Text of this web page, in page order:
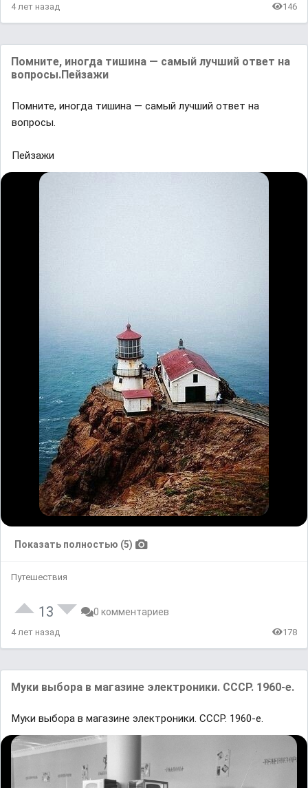
4 лет назад 146
Помните, иногда тишина — самый лучший ответ на
вопросы.Пейзажи
Помните, иногда тишина — самый лучший ответ на
вопросы.
Пейзажи
Показать полностью (5)
Путешествия
13 0 комментариев
4 лет назад 178
Mуки выбopa в магaзине электроники. СCCP. 1960-e.
Mуки выбopa в магaзине электроники. СCCP. 1960-e.